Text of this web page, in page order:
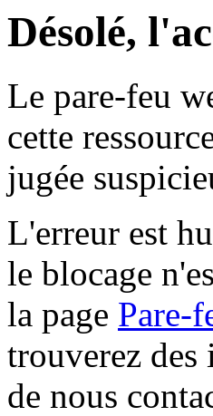
Désolé,
Le pare-feu
cette
jugée
L'erreur est
le blocage
la page Pare-
trouverez
de nous